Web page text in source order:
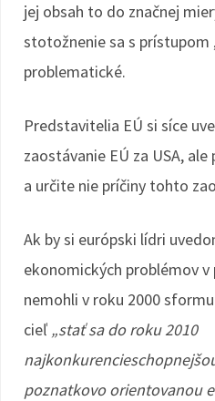
jej obsah to do značnej
stotožnenie sa s prístupom
problematické.
Predstavitelia EÚ si síce
zaostávanie EÚ za USA,
a určite nie príčiny tohto
Ak by si európski lídri
ekonomických problémov
nemohli v roku 2000
cieľ „stať sa do roku 2010
poznatkovo orientovanou